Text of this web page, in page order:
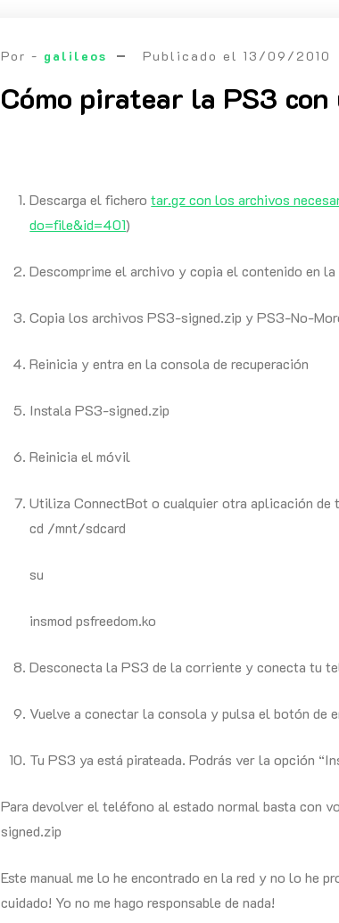
Por - galileos Publicado el13/09/2010
Cómo piratear la PS3
Descarga el ficherotar.gz con los archivos
do=file&id=401)
Descomprime el archivo y copia el contenido en
Copia los archivos PS3-signed.zip y PS3-No-
Reinicia y entra en la consola de recuperación
Instala PS3-signed.zip
Reinicia el móvil
Utiliza ConnectBot o cualquier otra aplicación de
cd /mnt/sdcard
su
insmod psfreedom.ko
Desconecta la PS3 de la corriente y conecta tu
Vuelve a conectar la consola y pulsa el botón de
Tu PS3 ya está pirateada. Podrás ver la opción
Para devolver el teléfono al estado normal basta con
signed.zip
Este manual me lo he encontrado en la red y no lo he
cuidado! Yo no me hago responsable de nada!